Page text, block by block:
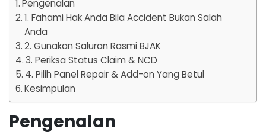
Pengenalan
1. Fahami Hak Anda Bila Accident Bukan Salah
Anda
2. Gunakan Saluran Rasmi BJAK
3. Periksa Status Claim & NCD
4. Pilih Panel Repair & Add-on Yang Betul
Kesimpulan
Pengenalan